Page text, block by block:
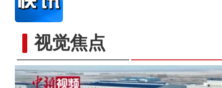
视觉焦点剪鬃毛烙驼印 新疆南部万